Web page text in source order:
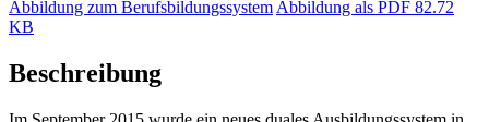
Abbildung zum Berufsbildungssystem Abbildung als PDF 82.72
KB
Beschreibung